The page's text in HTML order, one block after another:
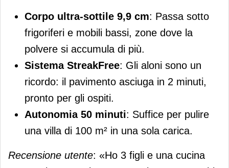
Corpo ultra-sottile 9,9 cm: Passa sotto
frigoriferi e mobili bassi, zone dove la
polvere si accumula di più.
Sistema StreakFree: Gli aloni sono un
ricordo: il pavimento asciuga in 2 minuti,
pronto per gli ospiti.
Autonomia 50 minuti: Suffice per pulire
una villa di 100 m² in una sola carica.
Recensione utente: «Ho 3 figli e una cucina